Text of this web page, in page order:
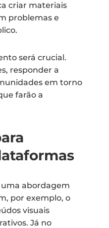
criar materiais
problemas e
será crucial.
responder a
em torno
farão a
abordagem
por exemplo, o
visuais
Já no